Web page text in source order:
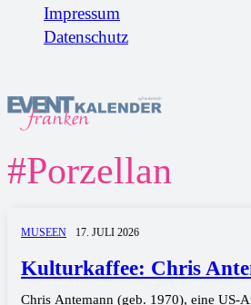
Impressum
Datenschutz
#Porzellan
MUSEEN 17. JULI 2026
Kulturkaffee: Chris
Chris Antemann (geb. 1970), eine US-